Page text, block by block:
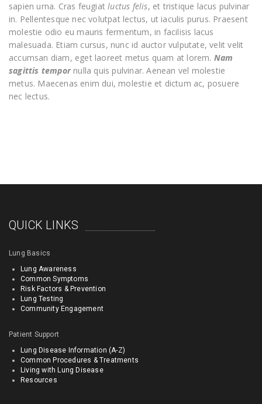
sapien urna. Cras feugiatluctus felis, et tristique lacus pulvinar
in. Pellentesque nec volutpat lectus, ut iaculis purus. Praesent
molestie odio eu mauris fermentum, in facilisis lacus
malesuada. Etiam cursus, nunc id auctor vulputate, velit velit
accumsan diam, eget laoreet metus quam at lorem. Nam
sagittis tempornulla quis pulvinar. Aenean vel molestie
metus. Maecenas enim dui, molestie et dictum ac, posuere
nec lectus.
QUICK LINKS
Lung Basics
Lung Awareness
Common Symptoms
Risk Factors & Prevention
Lung Testing
Community Engagement
Patient Support
Lung Disease Information (A-Z)
Common Procedures & Treatments
Living with Lung Disease
Resources